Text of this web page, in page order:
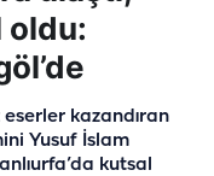
oldu:
kazandıran
Yusuf İslam
kutsal